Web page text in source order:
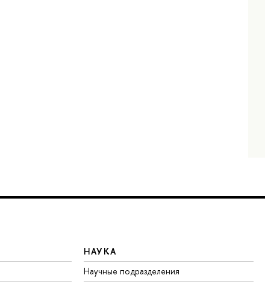
НАУКА
Научные подразделения